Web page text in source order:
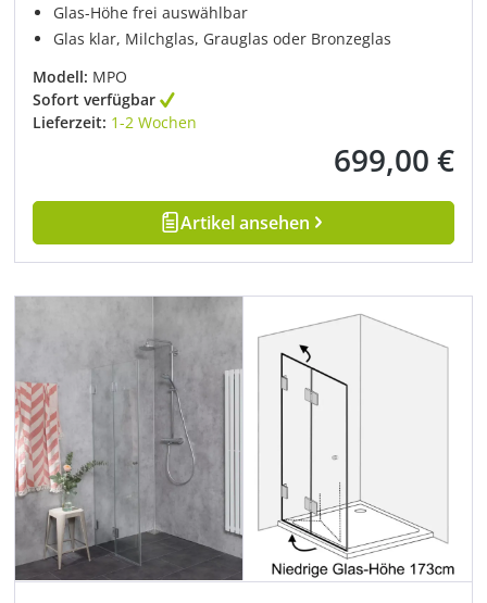
Glas-Höhe frei auswählbar
Glas klar, Milchglas, Grauglas oder Bronzeglas
Modell: MPO
Sofort verfügbar
Lieferzeit: 1-2 Wochen
Regulärer Preis:
699,00 €
Artikel ansehen